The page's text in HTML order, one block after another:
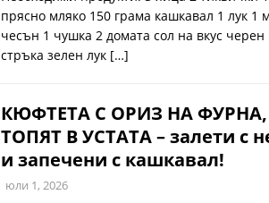
прясно мляко 150 грама кашкавал 1 лук 1
чесън 1 чушка 2 домата сол на вкус
стръка зелен лук […]
КЮФТЕТА С ОРИЗ НА
ТОПЯТ В УСТАТА – залети с
и запечени с кашкавал!
юли 1, 2026